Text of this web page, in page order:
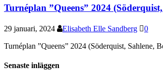
Turnéplan ”Queens” 2024
29 januari, 2024 Elisabeth Elle Sandberg 0
Turnéplan ”Queens” 2024 (Söderquist,
Senaste inläggen